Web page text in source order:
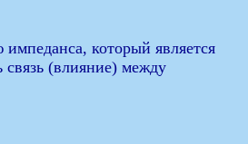
который является
связь (влияние) между